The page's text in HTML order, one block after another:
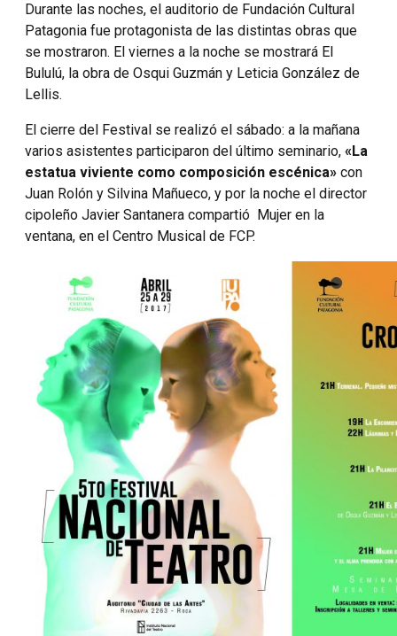
Durante las noches, el auditorio de Fundación Cultural
Patagonia fue protagonista de las distintas obras que
se mostraron. El viernes a la noche se mostrará El
Bululú, la obra de Osqui Guzmán y Leticia González de
Lellis.
El cierre del Festival se realizó el sábado: a la mañana
varios asistentes participaron del último seminario, «La
estatua viviente como composición escénica» con
Juan Rolón y Silvina Mañueco, y por la noche el director
cipoleño Javier Santanera compartió Mujer en la
ventana, en el Centro Musical de FCP.